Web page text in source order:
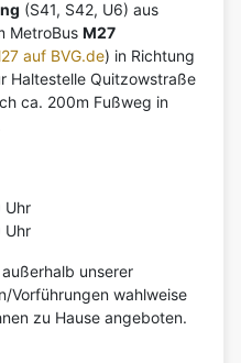
(S41, S42, U6) aus
MetroBus M27
auf BVG.de) in Richtung
Haltestelle Quitzowstraße
ca. 200m Fußweg in
Uhr
Uhr
unserer
Vorführungen wahlweise
zu Hause angeboten.